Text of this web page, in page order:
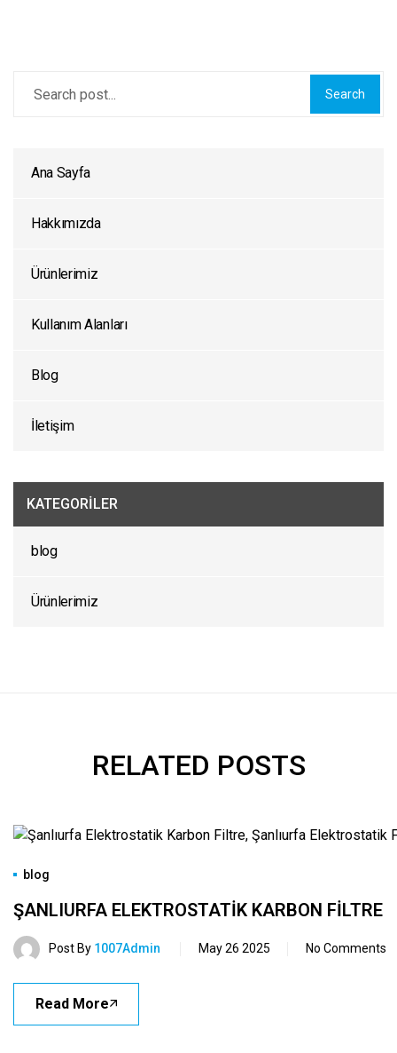
Search
Ana Sayfa
Hakkımızda
Ürünlerimiz
Kullanım Alanları
Blog
İletişim
KATEGORILER
blog
Ürünlerimiz
RELATED POSTS
blog
ŞANLIURFA ELEKTROSTATIK KARBON FILTRE
Post By 1007Admin May 26 2025 No Comments
Read More